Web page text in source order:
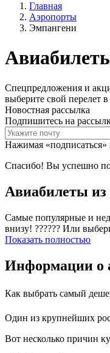
Главная
Аэропорты
Эмпангени
Спецпредложения и
выберите свой перелет
Новостная рассылка
Подпишитесь на
Нажимая «подписаться»
Спасибо! Вы успешно
Авиабилеты
Самые популярные и
внизу! ?????? Или
Показать полностью
Информации о
Как выбрать самый
Один из крупнейших
Вот несколько причин